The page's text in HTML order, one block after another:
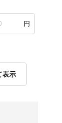
表示